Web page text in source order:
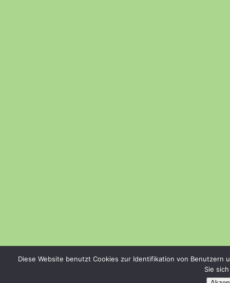
Diese Website benutzt Cookies zur Identifikation von
Sie